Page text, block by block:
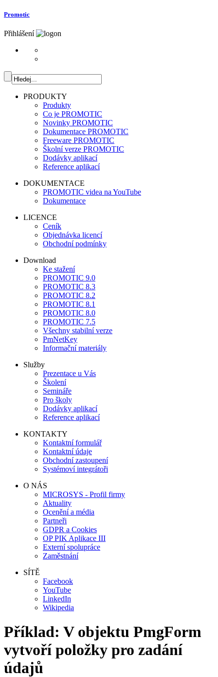
Promotic
Přihlášení
PRODUKTY
Produkty
Co je PROMOTIC
Novinky PROMOTIC
Dokumentace PROMOTIC
Freeware PROMOTIC
Školní verze PROMOTIC
Dodávky aplikací
Reference aplikací
DOKUMENTACE
PROMOTIC videa na YouTube
Dokumentace
LICENCE
Ceník
Objednávka licencí
Obchodní podmínky
Download
Ke stažení
PROMOTIC 9.0
PROMOTIC 8.3
PROMOTIC 8.2
PROMOTIC 8.1
PROMOTIC 8.0
PROMOTIC 7.5
Všechny stabilní verze
PmNetKey
Informační materiály
Služby
Prezentace u Vás
Školení
Semináře
Pro školy
Dodávky aplikací
Reference aplikací
KONTAKTY
Kontaktní formulář
Kontaktní údaje
Obchodní zastoupení
Systémoví integrátoři
O NÁS
MICROSYS - Profil firmy
Aktuality
Ocenění a média
Partneři
GDPR a Cookies
OP PIK Aplikace III
Externí spolupráce
Zaměstnání
SÍTĚ
Facebook
YouTube
LinkedIn
Wikipedia
Příklad: V objektu PmgForm
vytvoří položky pro zadání
údajů